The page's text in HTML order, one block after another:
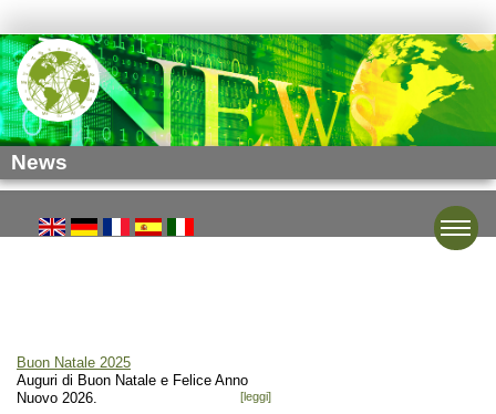
News
Buon Natale 2025
Auguri di Buon Natale e Felice Anno
Nuovo 2026.
[leggi]